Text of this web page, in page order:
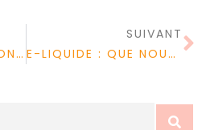
CIGARETTE ÉLECTRONIQUE : COMMENT LA GARDER EN BON ÉTAT ?
SUIVANT
E-LIQUIDE : QUE NOUS DISENT LES RECHERCHES ?